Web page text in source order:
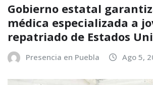
Gobierno estatal
médica especializada a
repatriado de Estados
Presencia en Puebla Ago 5,